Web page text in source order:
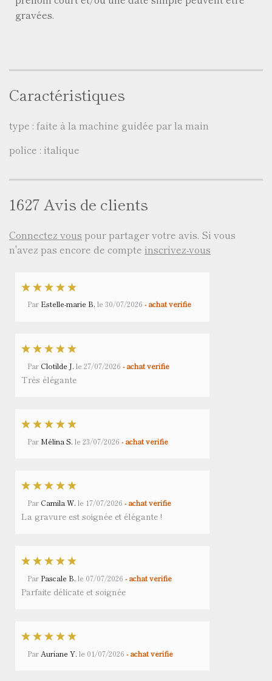
gravées.
Caractéristiques
type : faite à la machine guidée par la main
police : italique
1627 Avis de clients
Connectez vous pour partager votre avis. Si vous
n'avez pas encore de compte inscrivez-vous
Par Estelle-marie B. le 30/07/2026 - achat vérifié
Par Clotilde J. le 27/07/2026 - achat vérifié
Très élégante
Par Mélina S. le 23/07/2026 - achat vérifié
Par Camila W. le 17/07/2026 - achat vérifié
La gravure est soignée et élégante !
Par Pascale B. le 07/07/2026 - achat vérifié
Parfaite délicate et soignée
Par Auriane Y. le 01/07/2026 - achat vérifié